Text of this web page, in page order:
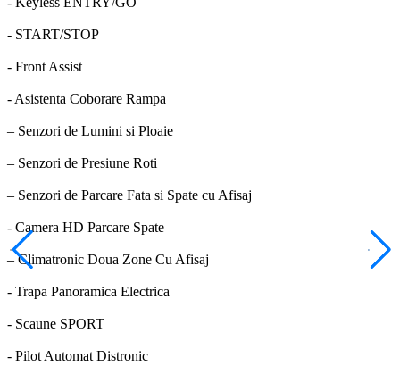
- START/STOP
- Front Assist
- Asistenta Coborare Rampa
– Senzori de Lumini si Ploaie
– Senzori de Presiune Roti
– Senzori de Parcare Fata si Spate cu Afisaj
- Camera HD Parcare Spate
– Climatronic Doua Zone Cu Afisaj
- Trapa Panoramica Electrica
- Scaune SPORT
- Pilot Automat Distronic